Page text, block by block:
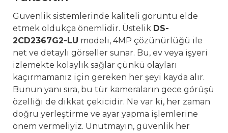
Güvenlik sistemlerinde kaliteli görüntü elde
etmek oldukça önemlidir. Üstelik DS-
2CD2367G2-LU modeli, 4MP çözünürlüğü ile
net ve detaylı görseller sunar. Bu, ev veya işyeri
izlemekte kolaylık sağlar çünkü olayları
kaçırmamanız için gereken her şeyi kayda alır.
Bunun yanı sıra, bu tür kameraların gece görüşü
özelliği de dikkat çekicidir. Ne var ki, her zaman
doğru yerleştirme ve ayar yapma işlemlerine
önem vermeliyiz. Unutmayın, güvenlik her